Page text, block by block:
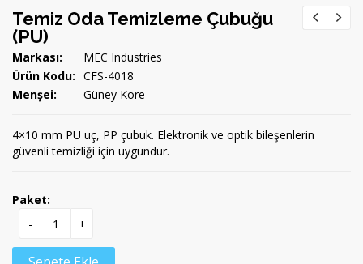
Temiz Oda Temizleme Çubuğu
(PU)
Markası:
MEC Industries
Ürün Kodu: CFS-4018
Menşei:
Güney Kore
4×10 mm PU uç, PP çubuk. Elektronik ve optik bileşenlerin
güvenli temizliği için uygundur.
Paket:
-
+